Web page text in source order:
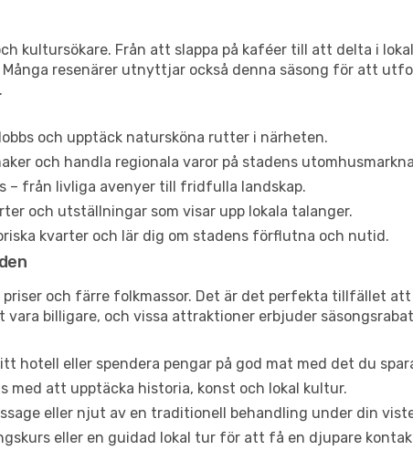
kultursökare. Från att slappa på kaféer till att delta i
resenärer utnyttjar också denna säsong för att
och upptäck natursköna rutter i närheten.
och handla regionala varor på stadens
– från livliga avenyer till fridfulla landskap.
och utställningar som visar upp lokala talanger.
kvarter och lär dig om stadens förflutna och nutid.
och färre folkmassor. Det är det perfekta tillfället att
billigare, och vissa attraktioner erbjuder
hotell eller spendera pengar på god mat med det du
med att upptäcka historia, konst och lokal kultur.
eller njut av en traditionell behandling under din
eller en guidad lokal tur för att få en djupare